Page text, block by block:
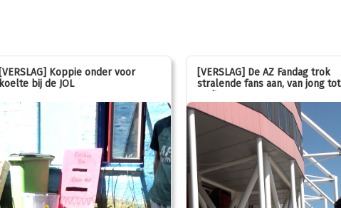
[VERSLAG] Koppie onder voor
koelte bij de JOL
[VERSLAG] De AZ Fandag trok
stralende fans aan, van jong tot
oud!